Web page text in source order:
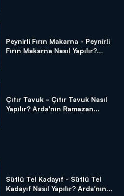
Peynirli Fırın Makarna - Peynirli
Fırın Makarna Nasıl Yapılır?
Çıtır Tavuk - Çıtır Tavuk Nasıl
Yapılır? Arda'nın Ramazan
Sütlü Tel Kadayıf - Sütlü Tel
Kadayıf Nasıl Yapılır? Arda'nın